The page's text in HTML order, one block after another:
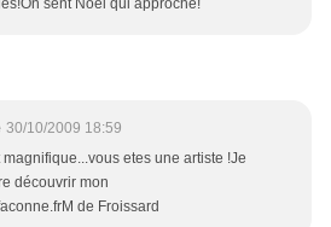
sent Noël qui approche!
30/10/2009 18:59
etes une artiste !Je
découvrir mon
de Froissard